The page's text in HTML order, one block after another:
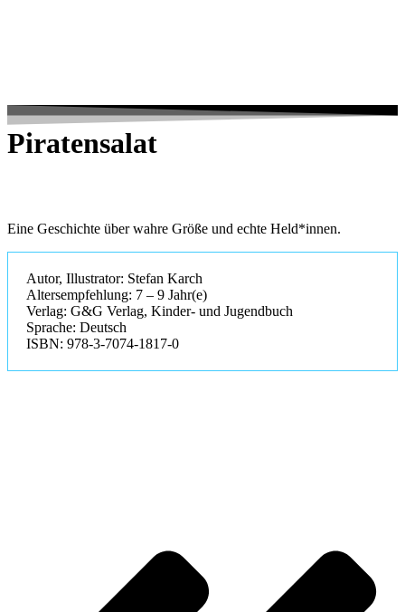
Piratensalat
Eine Geschichte über wahre Größe und echte Held*innen.
Autor, Illustrator: Stefan Karch
Altersempfehlung: 7 – 9 Jahr(e)
Verlag: G&G Verlag, Kinder- und Jugendbuch
Sprache: Deutsch
ISBN: 978-3-7074-1817-0